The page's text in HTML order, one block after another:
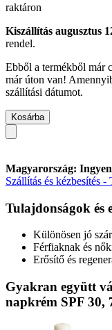
raktáron
Kiszállítás augusztus
rendel.
Ebből a termékből már
már úton van!
szállítási dátumot.
Kosárba
Magyarország:
Szállítás és kézbesítés
Tulajdonságok és
Különösen jó
Férfiaknak és
Erősítő és
Gyakran együtt
napkrém SPF 30,